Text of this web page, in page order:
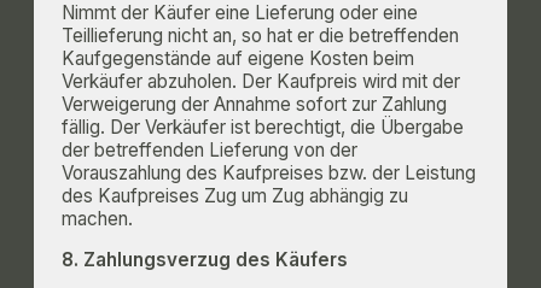
Nimmt der Käufer eine Lieferung oder eine
Teillieferung nicht an, so hat er die betreffenden
Kaufgegenstände auf eigene Kosten beim
Verkäufer abzuholen. Der Kaufpreis wird mit der
Verweigerung der Annahme sofort zur Zahlung
fällig. Der Verkäufer ist berechtigt, die Übergabe
der betreffenden Lieferung von der
Vorauszahlung des Kaufpreises bzw. der Leistung
des Kaufpreises Zug um Zug abhängig zu
machen.
8. Zahlungsverzug des Käufers